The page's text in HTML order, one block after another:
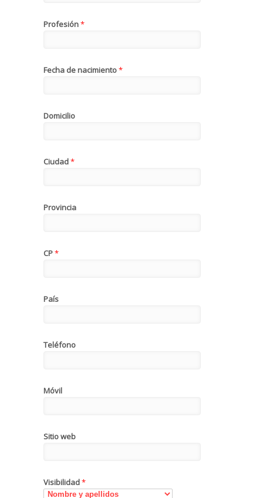
Profesión*
Fecha de nacimiento*
Domicilio
Ciudad*
Provincia
CP*
País
Teléfono
Móvil
Sitio web
Visibilidad*